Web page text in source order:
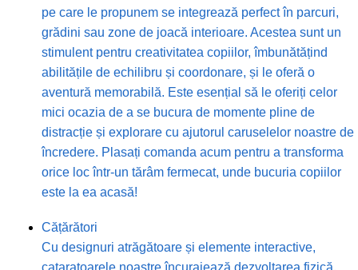
pe care le propunem se integrează perfect în parcuri,
grădini sau zone de joacă interioare. Acestea sunt un
stimulent pentru creativitatea copiilor, îmbunătățind
abilitățile de echilibru și coordonare, și le oferă o
aventură memorabilă. Este esențial să le oferiți celor
mici ocazia de a se bucura de momente pline de
distracție și explorare cu ajutorul caruselelor noastre de
încredere. Plasați comanda acum pentru a transforma
orice loc într-un tărâm fermecat, unde bucuria copiilor
este la ea acasă!
Cățărători
Cu designuri atrăgătoare și elemente interactive,